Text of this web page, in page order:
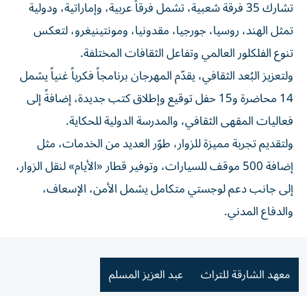
تشارك 35 فرقة شعبية، تشمل فرقاً عربية، وإماراتية، ودولية
تمثل الهند، روسيا، جورجيا، مقدونيا، ومونتينيغرو، لتعكس
تنوع الفلكلور العالمي وتفاعل الثقافات المختلفة.
ولتعزيز البُعد الثقافي، يقدّم المهرجان برنامجاً فكرياً غنياً يشمل
14 محاضرة و15 حفل توقيع وإطلاق كتب جديدة، إضافةً إلى
فعاليات المقهى الثقافي، والمدرسة الدولية للحكاية.
ولتقديم تجربة مميزة للزوار، طوّر العديد من الخدمات، مثل
إضافة 500 موقف للسيارات، وتوفير قطار «الأيام» لنقل الزوار،
إلى جانب دعم لوجستي متكامل يشمل الأمن، الإسعاف،
والدفاع المدني.
معهد الشارقة للتراث عبد العزيز المسلم